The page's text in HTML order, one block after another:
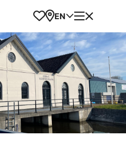
Favorites
Map
EN Menu